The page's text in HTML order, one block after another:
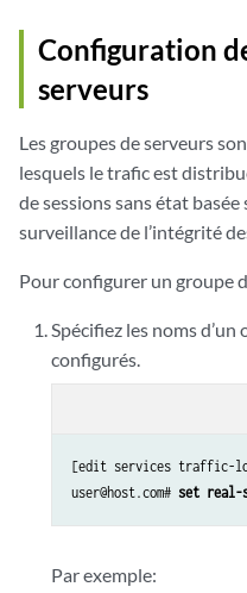
Configuration
serveurs
Les groupes de serveurs
lesquels le trafic est
de sessions sans état basée
surveillance de l’intégrité
Pour configurer un groupe
Spécifiez les noms
configurés.
[edit services traffic-
user@host.com# set real-
Par exemple: